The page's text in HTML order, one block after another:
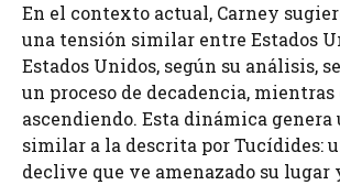
En el contexto actual, Carney
una tensión similar entre Estados
Estados Unidos, según su análisis,
un proceso de decadencia, mientras
ascendiendo. Esta dinámica genera
similar a la descrita por Tucídides:
declive que ve amenazado su lugar